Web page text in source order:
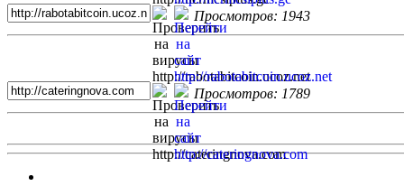
Просмотров: 1943
Просмотров: 1789